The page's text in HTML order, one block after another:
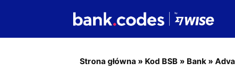
Strona główna » Kod BSB » Bank »